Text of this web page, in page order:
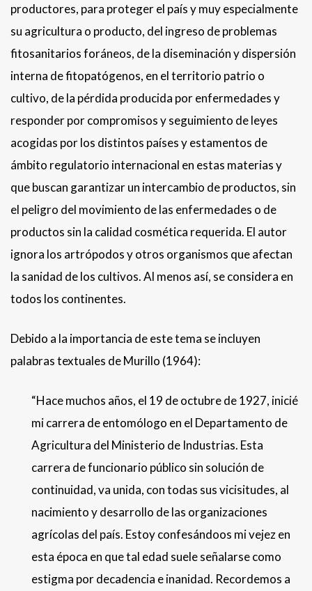
productores, para proteger el país y muy especialmente
su agricultura o producto, del ingreso de problemas
fitosanitarios foráneos, de la diseminación y dispersión
interna de fitopatógenos, en el territorio patrio o
cultivo, de la pérdida producida por enfermedades y
responder por compromisos y seguimiento de leyes
acogidas por los distintos países y estamentos de
ámbito regulatorio internacional en estas materias y
que buscan garantizar un intercambio de productos, sin
el peligro del movimiento de las enfermedades o de
productos sin la calidad cosmética requerida. El autor
ignora los artrópodos y otros organismos que afectan
la sanidad de los cultivos. Al menos así, se considera en
todos los continentes.
Debido a la importancia de este tema se incluyen
palabras textuales de Murillo (1964):
“Hace muchos años, el 19 de octubre de 1927, inicié
mi carrera de entomólogo en el Departamento de
Agricultura del Ministerio de Industrias. Esta
carrera de funcionario público sin solución de
continuidad, va unida, con todas sus vicisitudes, al
nacimiento y desarrollo de las organizaciones
agrícolas del país. Estoy confesándoos mi vejez en
esta época en que tal edad suele señalarse como
estigma por decadencia e inanidad. Recordemos a